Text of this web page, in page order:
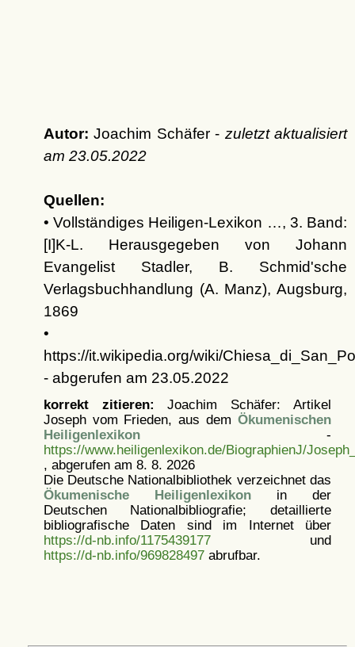
Autor: Joachim Schäfer - zuletzt aktualisiert
am 23.05.2022
Quellen:
• Vollständiges Heiligen-Lexikon …, 3. Band:
[I]K-L. Herausgegeben von Johann
Evangelist Stadler, B. Schmid'sche
Verlagsbuchhandlung (A. Manz), Augsburg,
1869
•
https://it.wikipedia.org/wiki/
- abgerufen am 23.05.2022
korrekt zitieren: Joachim Schäfer: Artikel
Joseph vom Frieden, aus dem Ökumenischen
Heiligenlexikon-
https://www.heiligenlexikon.de/BiographienJ/
, abgerufen am 8. 8. 2026
Die Deutsche Nationalbibliothek verzeichnet das
Ökumenische Heiligenlexikonin der
Deutschen Nationalbibliografie; detaillierte
bibliografische Daten sind im Internet über
https://d-nb.info/1175439177und
https://d-nb.info/969828497abrufbar.